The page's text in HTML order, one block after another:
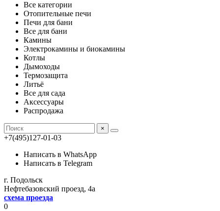
Все категории
Отопительные печи
Печи для бани
Все для бани
Камины
Электрокамины и биокамины
Котлы
Дымоходы
Термозащита
Литьё
Все для сада
Аксессуары
Распродажа
×
+7(495)127-01-03
Написать в WhatsApp
Написать в Telegram
г. Подольск
Нефтебазовский проезд, 4а
схема проезда
0